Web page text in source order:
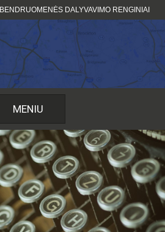
BENDRUOMENĖS DALYVAVIMO RENGINIAI
MENIU